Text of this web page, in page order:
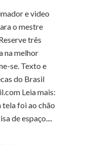
e video
o mestre
três
na melhor
se. Texto e
do Brasil
Leia mais:
tela foi ao chão
de espaço....